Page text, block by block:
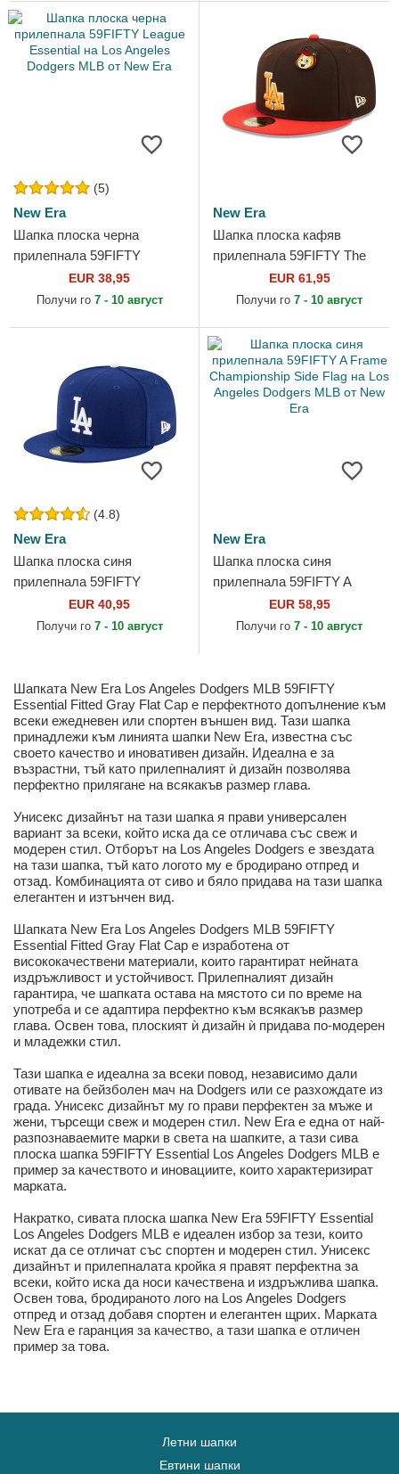
(5)
New Era
Шапка плоска черна
прилепнала 59FIFTY
League Essential на Los
Angeles Dodgers MLB от
EUR 38,95
Получи го 7 - 10 август
New Era
Шапка плоска кафяв
прилепнала 59FIFTY The
Elements Fire Pin на Los
Angeles Dodgers MLB от
EUR 61,95
Получи го 7 - 10 август
(4.8)
New Era
Шапка плоска синя
прилепнала 59FIFTY
Authentic On Field Game на
Los Angeles Dodgers MLB
EUR 40,95
Получи го 7 - 10 август
New Era
Шапка плоска синя
прилепнала 59FIFTY A
Frame Championship Side
Flag на Los Angeles Dodgers
EUR 58,95
Получи го 7 - 10 август
Шапката New Era Los Angeles Dodgers MLB 59FIFTY
Essential Fitted Gray Flat Cap е перфектното допълнение към
всеки ежедневен или спортен външен вид. Тази шапка
принадлежи към линията шапки New Era, известна със
своето качество и иновативен дизайн. Идеална е за
възрастни, тъй като прилепналият ѝ дизайн позволява
перфектно прилягане на всякакъв размер глава.
Унисекс дизайнът на тази шапка я прави универсален
вариант за всеки, който иска да се отличава със свеж и
модерен стил. Отборът на Los Angeles Dodgers е звездата
на тази шапка, тъй като логото му е бродирано отпред и
отзад. Комбинацията от сиво и бяло придава на тази шапка
елегантен и изтънчен вид.
Шапката New Era Los Angeles Dodgers MLB 59FIFTY
Essential Fitted Gray Flat Cap е изработена от
висококачествени материали, които гарантират нейната
издръжливост и устойчивост. Прилепналият дизайн
гарантира, че шапката остава на мястото си по време на
употреба и се адаптира перфектно към всякакъв размер
глава. Освен това, плоският ѝ дизайн ѝ придава по-модерен
и младежки стил.
Тази шапка е идеална за всеки повод, независимо дали
отивате на бейзболен мач на Dodgers или се разхождате из
града. Унисекс дизайнът му го прави перфектен за мъже и
жени, търсещи свеж и модерен стил. New Era е една от най-
разпознаваемите марки в света на шапките, а тази сива
плоска шапка 59FIFTY Essential Los Angeles Dodgers MLB е
пример за качеството и иновациите, които характеризират
марката.
Накратко, сивата плоска шапка New Era 59FIFTY Essential
Los Angeles Dodgers MLB е идеален избор за тези, които
искат да се отличат със спортен и модерен стил. Унисекс
дизайнът и прилепналата кройка я правят перфектна за
всеки, който иска да носи качествена и издръжлива шапка.
Освен това, бродираното лого на Los Angeles Dodgers
отпред и отзад добавя спортен и елегантен щрих. Марката
New Era е гаранция за качество, а тази шапка е отличен
пример за това.
Летни шапки
Евтини шапки